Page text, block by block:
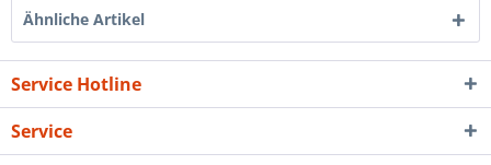
Ähnliche Artikel
Service Hotline
Service